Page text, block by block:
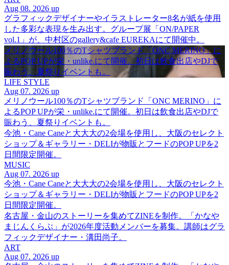
Aug 08. 2026 up
グラフィックデザイナーやイラストレーター8名が紙を使用
した多彩な表現を生み出す。グループ展「ON/PAPER
vol.1」が、中村区のgallery&cafe EUREKAにて開催中。
メリノウール100％のTシャツブランド「ONC MERINO」に
よるPOP UPが栄・unlike.にて開催。初日は飲食出店やDJで
賑わう、夏祭りイベントも。
LIFE STYLE
Aug 07. 2026 up
メリノウール100％のTシャツブランド「ONC MERINO」に
よるPOP UPが栄・unlike.にて開催。初日は飲食出店やDJで
賑わう、夏祭りイベントも。
今池・Cane Caneと大大大の2会場を使用し、大阪のセレクト
ショップ＆ギャラリー・DELIが物販とフードのPOP UPを2
日間限定開催。
MUSIC
Aug 07. 2026 up
今池・Cane Caneと大大大の2会場を使用し、大阪のセレクト
ショップ＆ギャラリー・DELIが物販とフードのPOP UPを2
日間限定開催。
名古屋・金山のストーリーを集めてZINEを制作。「かなや
まじんくらぶ」が2026年度活動メンバーを募集。講師はグラ
フィックデザイナー・溝田尚子。
ART
Aug 07. 2026 up